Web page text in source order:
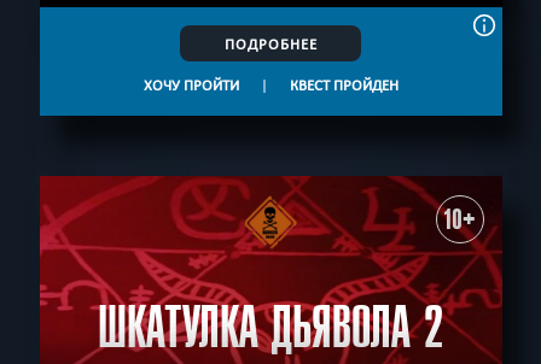
ПОДРОБНЕЕ
ХОЧУ ПРОЙТИ | КВЕСТ ПРОЙДЕН
10+
ШКАТУЛКА ДЬЯВОЛА 2